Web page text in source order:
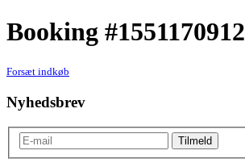
Booking #1551170912
Forsæt indkøb
Nyhedsbrev